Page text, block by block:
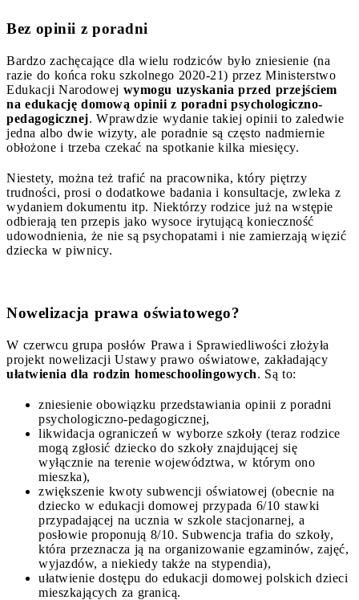
Bez opinii z poradni
Bardzo zachęcające dla wielu rodziców było zniesienie (na
razie do końca roku szkolnego 2020-21) przez Ministerstwo
Edukacji Narodowej wymogu uzyskania przed przejściem
na edukację domową opinii z poradni psychologiczno-
pedagogicznej. Wprawdzie wydanie takiej opinii to zaledwie
jedna albo dwie wizyty, ale poradnie są często nadmiernie
obłożone i trzeba czekać na spotkanie kilka miesięcy.
Niestety, można też trafić na pracownika, który piętrzy
trudności, prosi o dodatkowe badania i konsultacje, zwleka z
wydaniem dokumentu itp. Niektórzy rodzice już na wstępie
odbierają ten przepis jako wysoce irytującą konieczność
udowodnienia, że nie są psychopatami i nie zamierzają więzić
dziecka w piwnicy.
Nowelizacja prawa oświatowego?
W czerwcu grupa posłów Prawa i Sprawiedliwości złożyła
projekt nowelizacji Ustawy prawo oświatowe, zakładający
ułatwienia dla rodzin homeschoolingowych. Są to:
zniesienie obowiązku przedstawiania opinii z poradni
psychologiczno-pedagogicznej,
likwidacja ograniczeń w wyborze szkoły (teraz rodzice
mogą zgłosić dziecko do szkoły znajdującej się
wyłącznie na terenie województwa, w którym ono
mieszka),
zwiększenie kwoty subwencji oświatowej (obecnie na
dziecko w edukacji domowej przypada 6/10 stawki
przypadającej na ucznia w szkole stacjonarnej, a
posłowie proponują 8/10. Subwencja trafia do szkoły,
która przeznacza ją na organizowanie egzaminów, zajęć,
wyjazdów, a niekiedy także na stypendia),
ułatwienie dostępu do edukacji domowej polskich dzieci
mieszkających za granicą.